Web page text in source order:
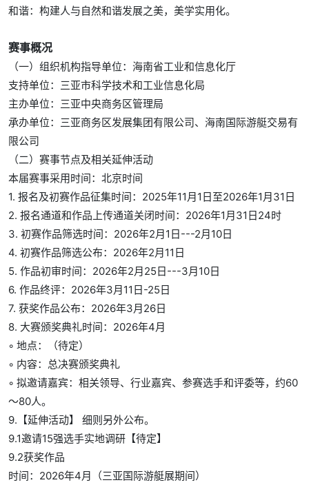
和谐：构建人与自然和谐发展之美，美学实用化。
赛事概况
（一）组织机构指导单位：海南省工业和信息化厅
支持单位：三亚市科学技术和工业信息化局
主办单位：三亚中央商务区管理局
承办单位：三亚商务区发展集团有限公司、海南国际游艇交易有
限公司
（二）赛事节点及相关延伸活动
本届赛事采用时间：北京时间
1. 报名及初赛作品征集时间：2025年11月1日至2026年1月31日
2. 报名通道和作品上传通道关闭时间：2026年1月31日24时
3. 初赛作品筛选时间：2026年2月1日---2月10日
4. 初赛作品筛选公布：2026年2月11日
5. 作品初审时间：2026年2月25日---3月10日
6. 作品终评：2026年3月11日-25日
7. 获奖作品公布：2026年3月26日
8. 大赛颁奖典礼时间：2026年4月
◦ 地点：（待定）
◦ 内容：总决赛颁奖典礼
◦ 拟邀请嘉宾：相关领导、行业嘉宾、参赛选手和评委等，约60
～80人。
9.【延伸活动】 细则另外公布。
9.1邀请15强选手实地调研【待定】
9.2获奖作品
时间：2026年4月（三亚国际游艇展期间）